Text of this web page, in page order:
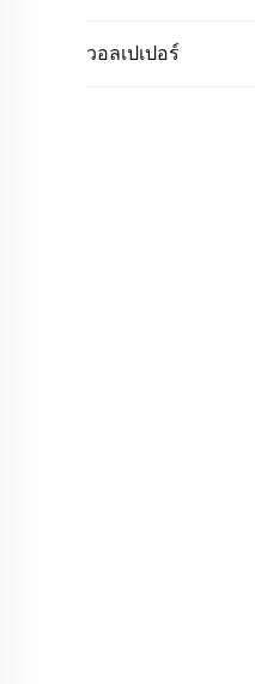
วอลเปเปอร์